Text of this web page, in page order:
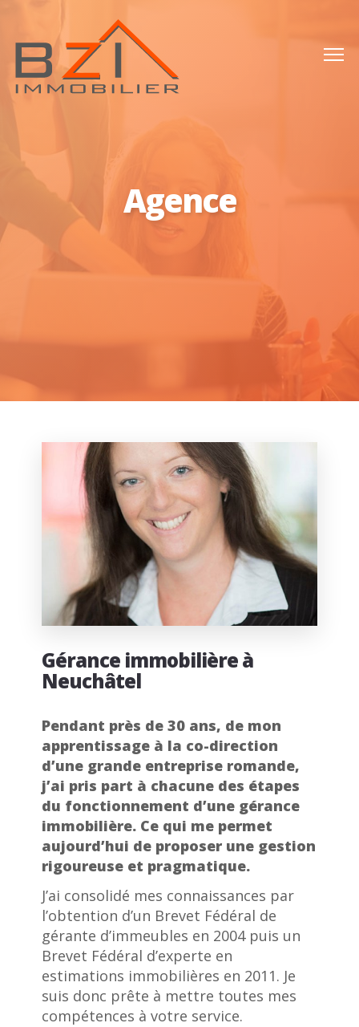
Agence
Gérance immobilière à
Neuchâtel
Pendant près de 30 ans, de mon
apprentissage à la co-direction
d’une grande entreprise romande,
j’ai pris part à chacune des étapes
du fonctionnement d’une gérance
immobilière. Ce qui me permet
aujourd’hui de proposer une gestion
rigoureuse et pragmatique.
J’ai consolidé mes connaissances par
l’obtention d’un Brevet Fédéral de
gérante d’immeubles en 2004 puis un
Brevet Fédéral d’experte en
estimations immobilières en 2011. Je
suis donc prête à mettre toutes mes
compétences à votre service.